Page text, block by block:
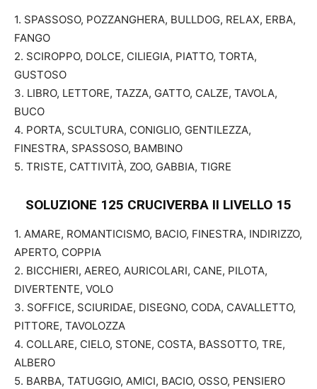
1. SPASSOSO, POZZANGHERA, BULLDOG, RELAX, ERBA,
FANGO
2. SCIROPPO, DOLCE, CILIEGIA, PIATTO, TORTA,
GUSTOSO
3. LIBRO, LETTORE, TAZZA, GATTO, CALZE, TAVOLA,
BUCO
4. PORTA, SCULTURA, CONIGLIO, GENTILEZZA,
FINESTRA, SPASSOSO, BAMBINO
5. TRISTE, CATTIVITÀ, ZOO, GABBIA, TIGRE
SOLUZIONE 125 CRUCIVERBA II LIVELLO 15
1. AMARE, ROMANTICISMO, BACIO, FINESTRA, INDIRIZZO,
APERTO, COPPIA
2. BICCHIERI, AEREO, AURICOLARI, CANE, PILOTA,
DIVERTENTE, VOLO
3. SOFFICE, SCIURIDAE, DISEGNO, CODA, CAVALLETTO,
PITTORE, TAVOLOZZA
4. COLLARE, CIELO, STONE, COSTA, BASSOTTO, TRE,
ALBERO
5. BARBA, TATUGGIO, AMICI, BACIO, OSSO, PENSIERO